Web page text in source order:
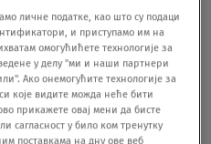
zajedničke borbe
Srbije
личне податке, као што су подаци
и приступамо им на
омогућићете технологије за
у делу "ми и наши партнери
Ако онемогућите технологије за
које видите можда неће бити
прикажете овај мени да бисте
сагласност у било ком тренутку
поставкама на дну ове веб